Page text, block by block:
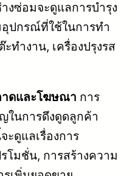
งซ่อมจะดูแลการบำรุง
ปกรณ์ที่ใช้ในการทำ
ะทำงาน, เครื่องปรุงรส
ดและโฆษณา การ
ในการดึงดูดลูกค้า
ดูแลเรื่องการ
โมชั่น, การสร้างความ